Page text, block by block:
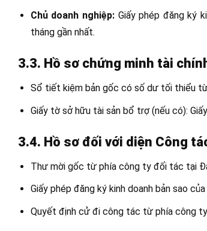
Chủ doanh nghiệp: Giấy phép đăng ký
tháng gần nhất.
3.3. Hồ sơ chứng minh tài
Sổ tiết kiệm bản gốc có số dư tối thiểu
Giấy tờ sở hữu tài sản bổ trợ (nếu có):
3.4. Hồ sơ đối với diện Công
Thư mời gốc từ phía công ty đối tác tại
Giấy phép đăng ký kinh doanh bản sao
Quyết định cử đi công tác từ phía công